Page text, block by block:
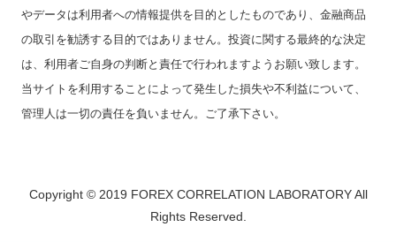
やデータは利用者への情報提供を目的としたものであり、金融商品
の取引を勧誘する目的ではありません。投資に関する最終的な決定
は、利用者ご自身の判断と責任で行われますようお願い致します。
当サイトを利用することによって発生した損失や不利益について、
管理人は一切の責任を負いません。ご了承下さい。
Copyright © 2019 FOREX CORRELATION LABORATORY All
Rights Reserved.